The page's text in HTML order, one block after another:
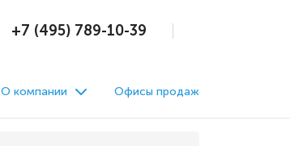
+7 (495) 789-10-39
О компании Офисы продаж